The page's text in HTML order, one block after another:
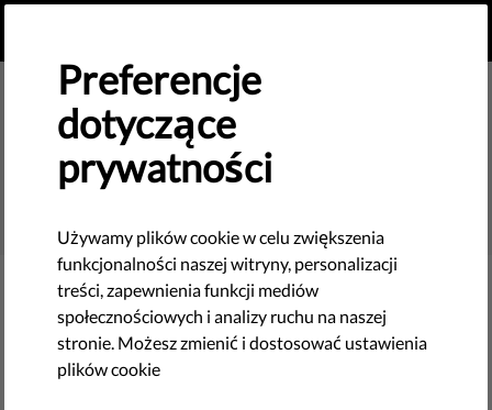
Filter
Preferencje
dotyczące
prywatności
Używamy plików cookie w celu zwiększenia
funkcjonalności naszej witryny, personalizacji
treści, zapewnienia funkcji mediów
społecznościowych i analizy ruchu na naszej
stronie. Możesz zmienić i dostosować ustawienia
plików cookie